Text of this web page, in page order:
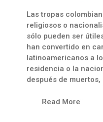
Las tropas
religiosos o
sólo pueden ser
han convertido en
latinoamericanos a
residencia o la
después de
Read More